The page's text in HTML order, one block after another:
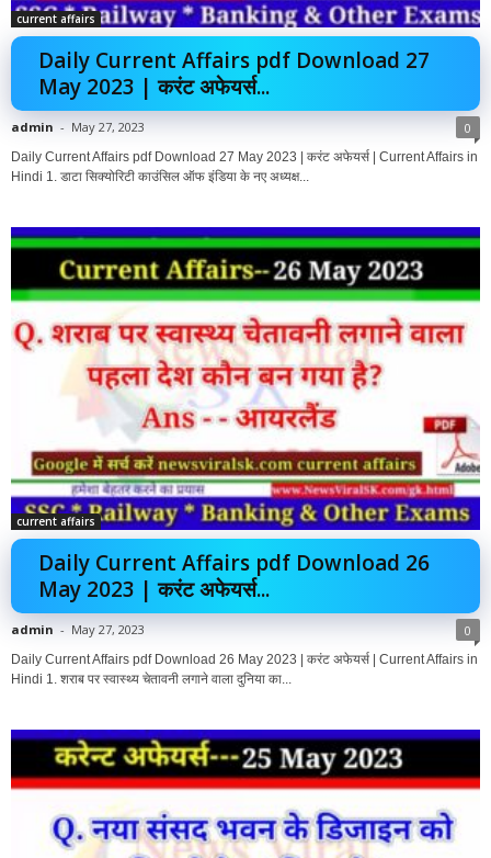
current affairs
Daily Current Affairs pdf Download 27
May 2023 | करंट अफेयर्स...
admin - May 27, 2023 0
Daily Current Affairs pdf Download 27 May 2023 | करंट अफेयर्स | Current Affairs in
Hindi 1. डाटा सिक्योरिटी काउंसिल ऑफ इंडिया के नए अध्यक्ष...
current affairs
Daily Current Affairs pdf Download 26
May 2023 | करंट अफेयर्स...
admin - May 27, 2023 0
Daily Current Affairs pdf Download 26 May 2023 | करंट अफेयर्स | Current Affairs in
Hindi 1. शराब पर स्वास्थ्य चेतावनी लगाने वाला दुनिया का...